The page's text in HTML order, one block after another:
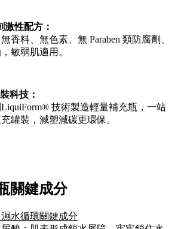
激性配方：
香料、無色素、無 Paraben 類防腐劑、
敏弱肌適用。
科技：
技術製造輕量補充瓶，一站
罐裝，減塑減碳更環保。
關鍵成分
水循環關鍵成分